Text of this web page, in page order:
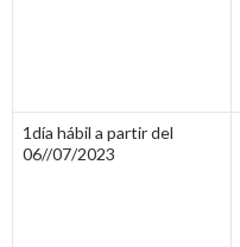
1día hábil a partir del
06//07/2023